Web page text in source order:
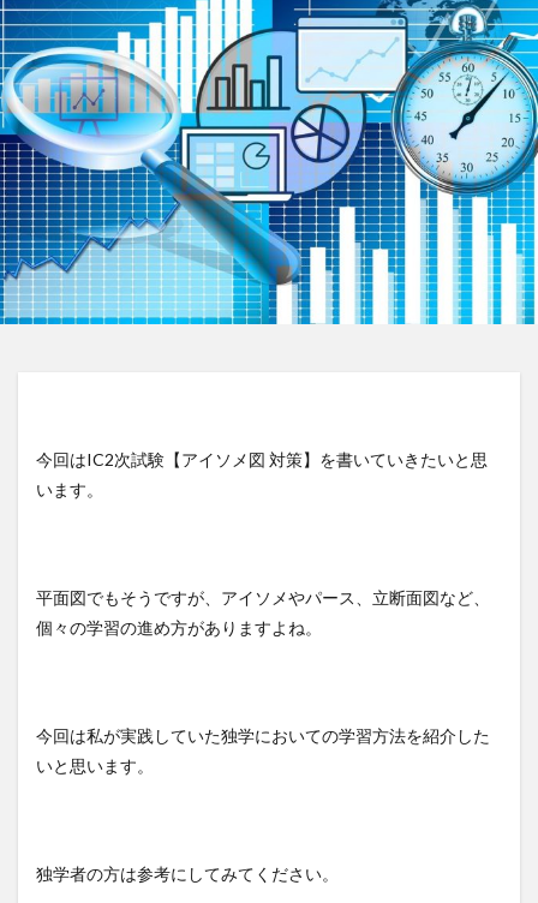
今回はIC2次試験【アイソメ図 対策】を書いていきたいと思
います。
平面図でもそうですが、アイソメやパース、立断面図など、
個々の学習の進め方がありますよね。
今回は私が実践していた独学においての学習方法を紹介した
いと思います。
独学者の方は参考にしてみてください。